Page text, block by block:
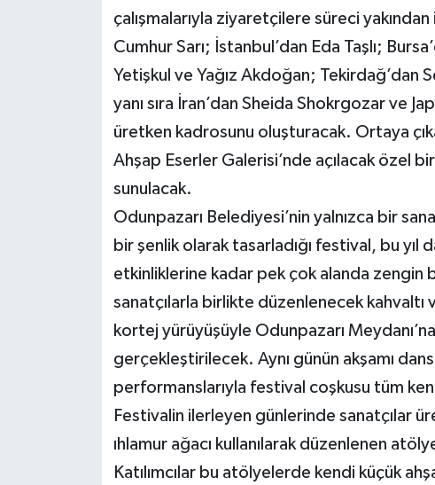
çalışmalarıyla ziyaretçilere süreci
Cumhur Sarı; İstanbul’dan Eda Taşlı;
Yetişkul ve Yağız Akdoğan; Tekirdağ’dan
yanı sıra İran’dan Sheida Shokrgozar ve
üretken kadrosunu oluşturacak. Ortaya
Ahşap Eserler Galerisi’nde açılacak özel
sunulacak.
Odunpazarı Belediyesi’nin yalnızca bir
bir şenlik olarak tasarladığı festival, bu
etkinliklerine kadar pek çok alanda zengin
sanatçılarla birlikte düzenlenecek kahvaltı
kortej yürüyüşüyle Odunpazarı
gerçekleştirilecek. Aynı günün akşamı
performanslarıyla festival coşkusu tüm
Festivalin ilerleyen günlerinde sanatçılar
ıhlamur ağacı kullanılarak düzenlenen
Katılımcılar bu atölyelerde kendi küçük